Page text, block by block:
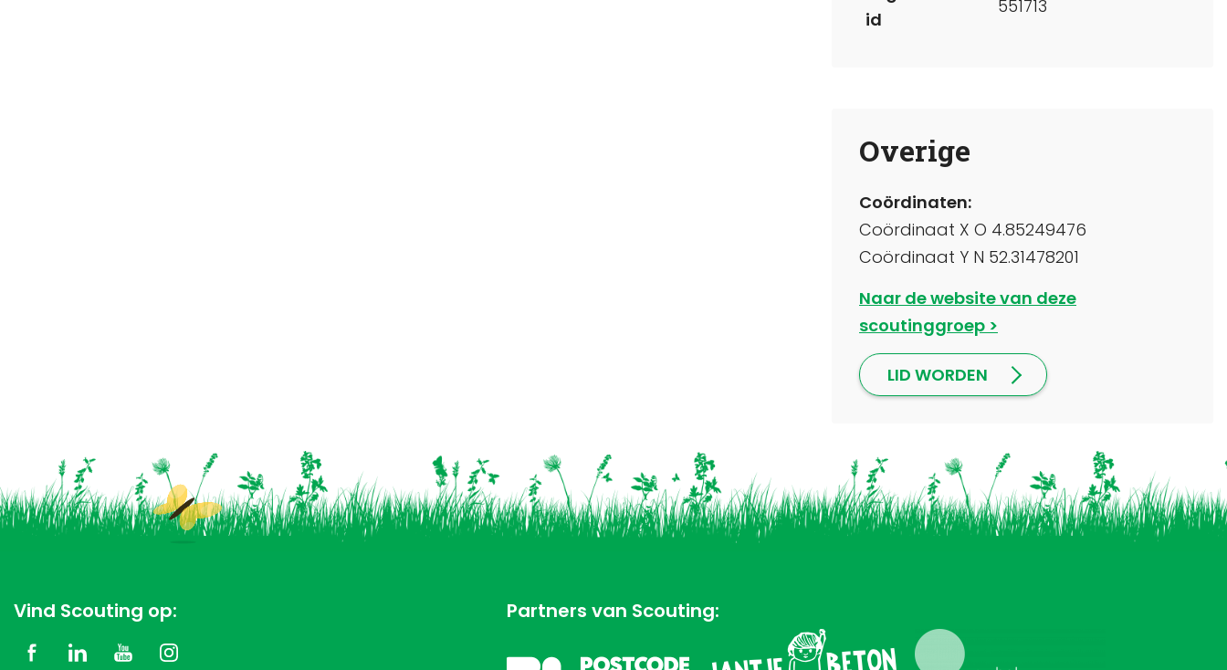
id
551713
Overige
Coördinaten:
Coördinaat X O 4.85249476
Coördinaat Y N 52.31478201
Naar de website van deze
scoutinggroep
LID WORDEN
Vind Scouting op: Partners van Scouting: